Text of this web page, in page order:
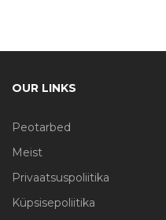
OUR LINKS
Peotarbed
Meist
Privaatsuspoliitika
Küpsisepoliitika